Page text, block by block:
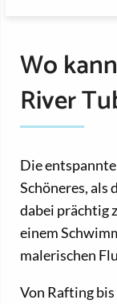
Wo
River
Die
Schöneres, als
dabei prächtig
einem
malerischen
Von Rafting